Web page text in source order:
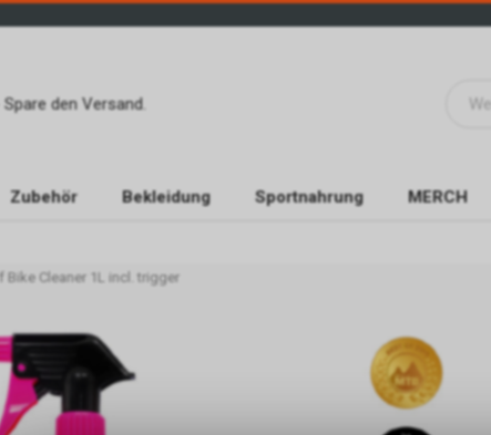
Spare den Versand.
Zubehör Bekleidung Sportnahrung MERCH
Bike Cleaner 1L incl. trigger